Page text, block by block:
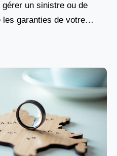
un sinistre ou de
garanties de votre